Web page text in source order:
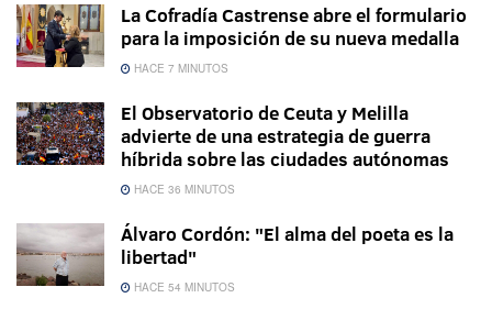
La Cofradía Castrense abre el formulario
para la imposición de su nueva medalla
HACE 7 MINUTOS
El Observatorio de Ceuta y Melilla
advierte de una estrategia de guerra
híbrida sobre las ciudades autónomas
HACE 36 MINUTOS
Álvaro Cordón: "El alma del poeta es la
libertad"
HACE 54 MINUTOS